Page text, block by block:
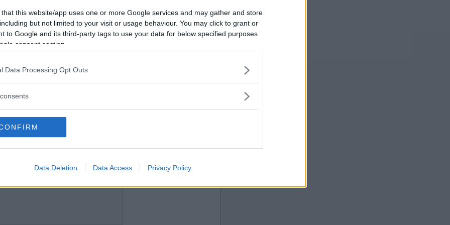
that this website/app uses one or more Google services and may gather and store
but not limited to your visit or usage behaviour. You may click to grant or
to Google and its third-party tags to use your data for below specified purposes
consent section.
Data Processing Opt Outs
Data Deletion Data Access Privacy Policy
Vill du bli
medlem?